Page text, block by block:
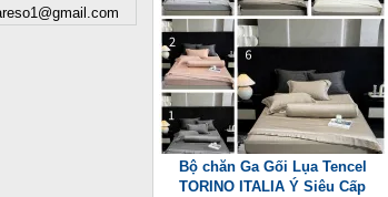
Bộ chăn Ga Gối Lụa Tencel
TORINO ITALIA Ý Siêu Cấp